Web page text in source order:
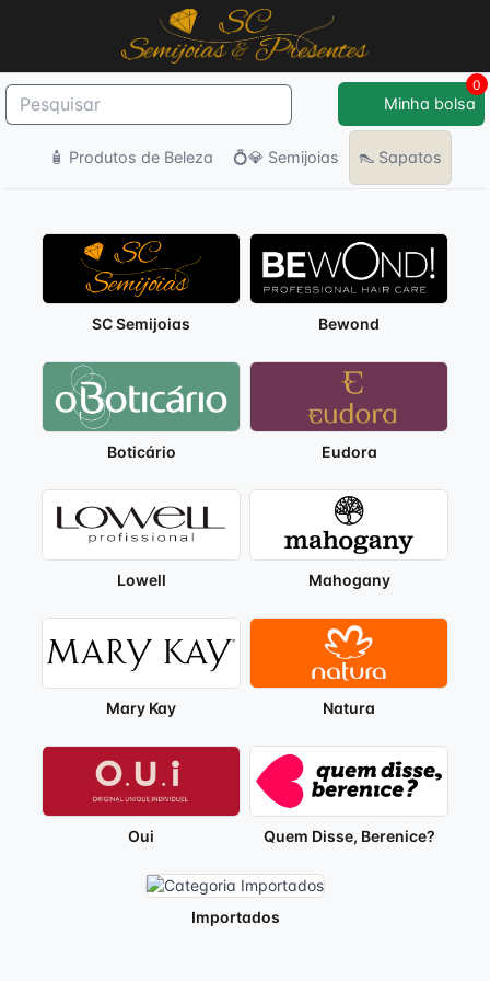
🧴 Produtos de Beleza 💍💎 Semijoias 👠 Sapatos
Minha bolsa
0
SC Semijoias Bewond
Boticário Eudora
Lowell Mahogany
Mary Kay Natura
Oui Quem Disse, Berenice?
Importados